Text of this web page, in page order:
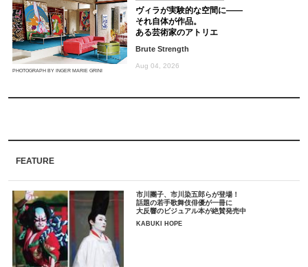
PHOTOGRAPH BY INGER MARIE GRINI
ヴィラが実験的な空間に――
それ自体が作品。
ある芸術家のアトリエ
Brute Strength
Aug 04, 2026
FEATURE
市川團子、市川染五郎らが登場！
話題の若手歌舞伎俳優が一冊に
大反響のビジュアル本が絶賛発売中
KABUKI HOPE